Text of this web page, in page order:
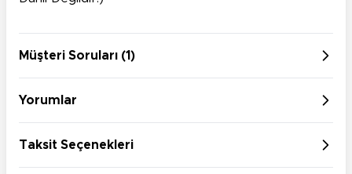
Müşteri Soruları (1)
Yorumlar
Taksit Seçenekleri